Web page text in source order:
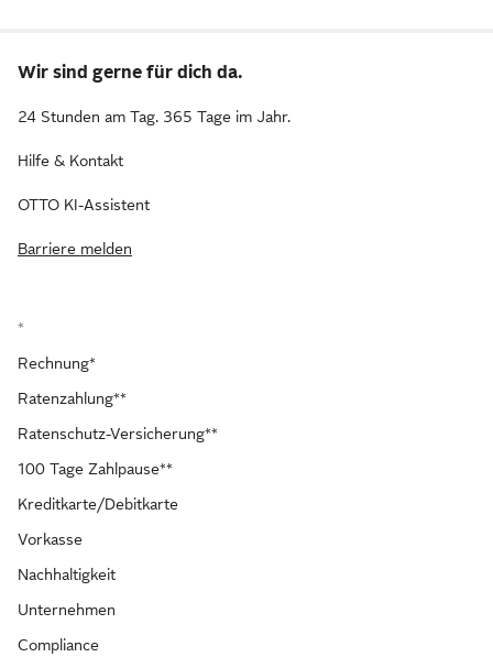
Wir sind gerne für dich da.
24 Stunden am Tag. 365 Tage im Jahr.
Hilfe & Kontakt
OTTO KI-Assistent
Barriere melden
*
Rechnung*
Ratenzahlung**
Ratenschutz-Versicherung**
100 Tage Zahlpause**
Kreditkarte/Debitkarte
Vorkasse
Nachhaltigkeit
Unternehmen
Compliance